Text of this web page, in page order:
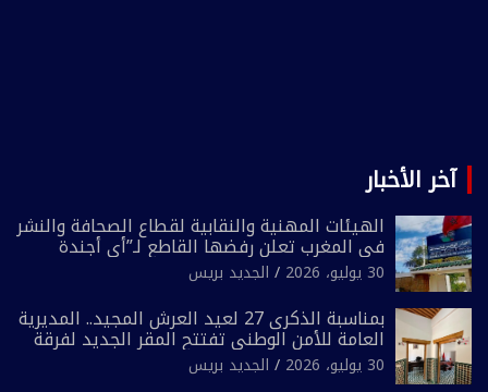
آخر الأخبار
الهيئات المهنية والنقابية لقطاع الصحافة والنشر
في المغرب تعلن رفضها القاطع لـ”أي أجندة
انتخابية مُعدة على مقاس سياسي ومصلحي
ضيق”
30 يوليو، 2026 الجديد بريس
بمناسبة الذكرى 27 لعيد العرش المجيد.. المديرية
العامة للأمن الوطني تفتتح المقر الجديد لفرقة
الشرطة السياحية بفاس
30 يوليو، 2026 الجديد بريس